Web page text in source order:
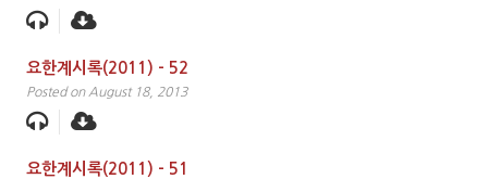
요한계시록(2011) – 52
Posted on August 18, 2013
요한계시록(2011) – 51